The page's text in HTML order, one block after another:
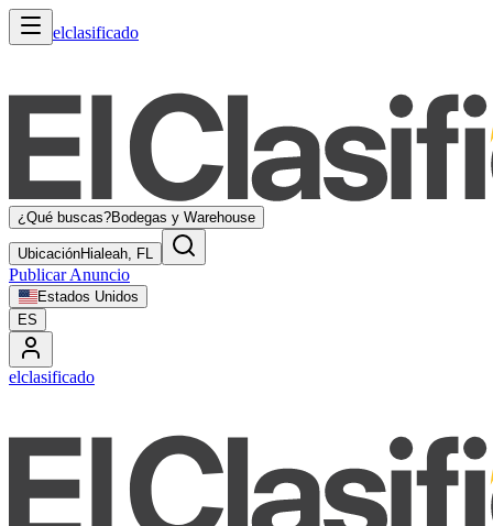
elclasificado
¿Qué buscas?Bodegas y Warehouse
UbicaciónHialeah, FL
Publicar Anuncio
Estados Unidos
ES
elclasificado